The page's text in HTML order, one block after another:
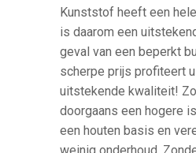
Kunststof heeft een
is daarom een
geval van een beperkt
scherpe prijs profiteert
uitstekende kwaliteit!
doorgaans een hogere
een houten basis en
weinig onderhoud.